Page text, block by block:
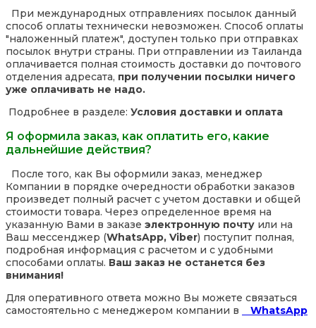
При международных отправлениях посылок данный
способ оплаты технически невозможен. Способ оплаты
"наложенный платеж", доступен только при отправках
посылок внутри страны. При отправлении из Таиланда
оплачивается полная стоимость доставки до почтового
отделения адресата, при получении посылки ничего
уже оплачивать не надо.
Подробнее в разделе: Условия доставки и оплата
Я оформила заказ, как оплатить его, какие
дальнейшие действия?
После того, как Вы оформили заказ, менеджер
Компании в порядке очередности обработки заказов
произведет полный расчет с учетом доставки и общей
стоимости товара. Через определенное время на
указанную Вами в заказе электронную почту или на
Ваш мессенджер (WhatsApp, Viber) поступит полная,
подробная информация с расчетом и с удобными
способами оплаты. Ваш заказ не останется без
внимания!
Для оперативного ответа можно Вы можете связаться
самостоятельно с менеджером компании в
WhatsApp